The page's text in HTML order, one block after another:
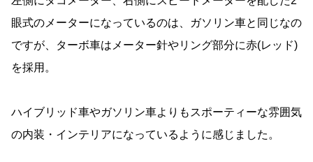
眼式のメーターになっているのは、ガソリン車と同じなの
ですが、ターボ車はメーター針やリング部分に赤(レッド)
を採用。
ハイブリッド車やガソリン車よりもスポーティーな雰囲気
の内装・インテリアになっているように感じました。